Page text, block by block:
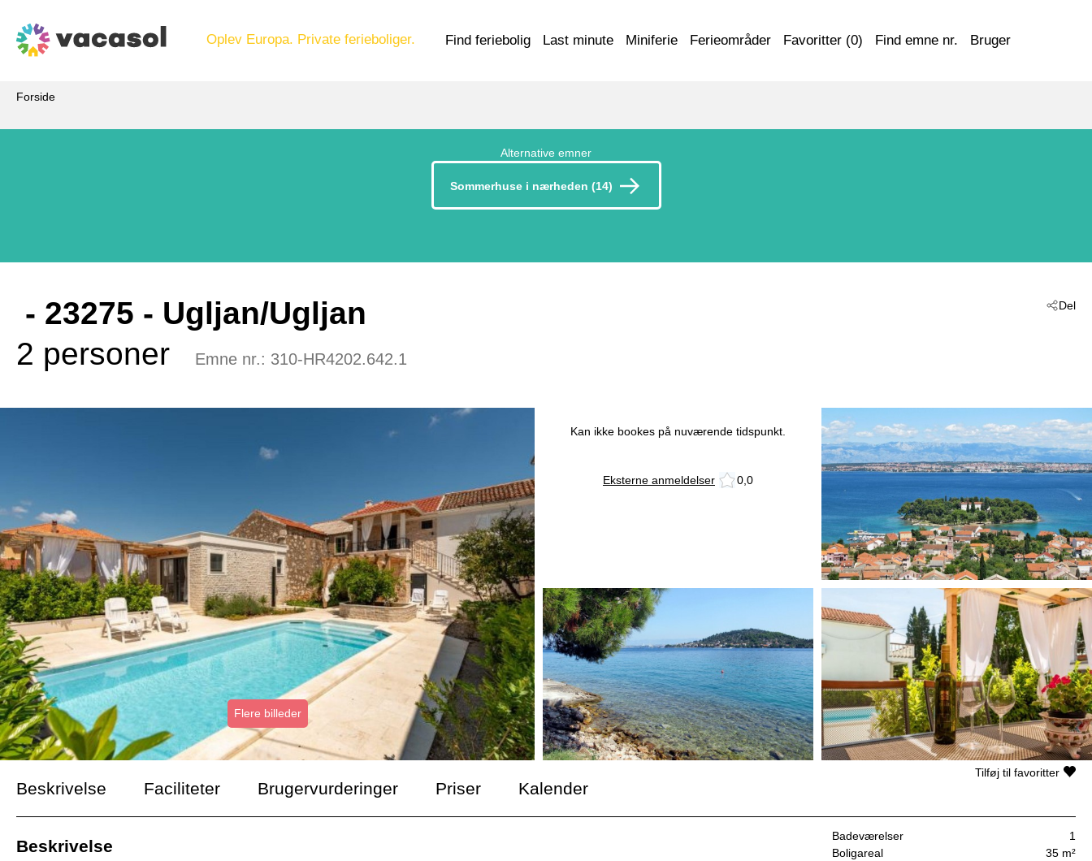
Oplev Europa. Private ferieboliger. Find feriebolig Last minute Miniferie Ferieområder Favoritter (0) Find emne nr. Bruger
Forside
Alternative emner
Sommerhuse i nærheden (14)
Del
- 23275 - Ugljan/Ugljan
2 personer
Emne nr.: 310-HR4202.642.1
Flere billeder
Kan ikke bookes på nuværende tidspunkt.
Eksterne anmeldelser 0,0
Beskrivelse Faciliteter Brugervurderinger Priser Kalender
Badeværelser
1
Boligareal
35 m²
Tilføj til favoritter
Beskrivelse